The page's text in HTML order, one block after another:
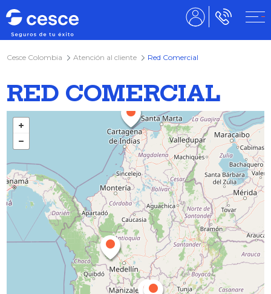
Cesce Colombia Atención al cliente Red Comercial
RED COMERCIAL